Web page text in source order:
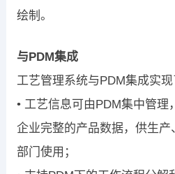
绘制。
与PDM集成
工艺管理系统与PDM集成实现
• 工艺信息可由PDM集中管理
企业完整的产品数据，供生
部门使用；